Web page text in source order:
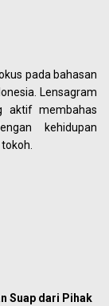
pada bahasan
Lensagram
aktif membahas
kehidupan
Suap dari Pihak